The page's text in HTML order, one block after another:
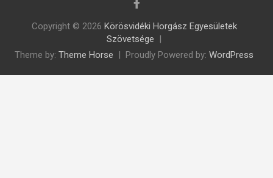
Copyright © 2026 Körösvidéki Horgász Egyesületek
Szövetsége
Theme by: Theme Horse Proudly Powered by: WordPress